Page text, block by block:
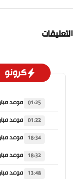
التعليقات
كرونو
01:25
01:22
18:34
18:32
13:48